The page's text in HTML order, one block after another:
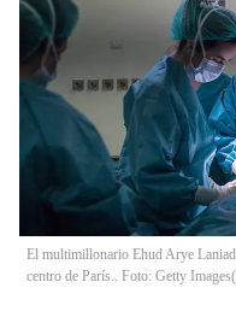
El multimillonario Ehud Arye
centro de París.. Foto: Getty Images(